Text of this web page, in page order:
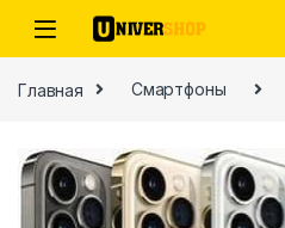
Skip to navigation
Skip to content
Главная Смартфоны